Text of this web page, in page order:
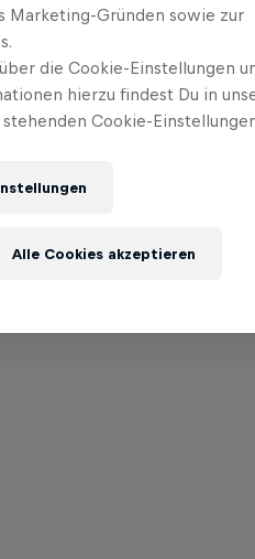
Marketing-Gründen sowie zur
die Cookie-Einstellungen
hierzu findest Du in
Cookie-
Alle Cookies akzeptieren